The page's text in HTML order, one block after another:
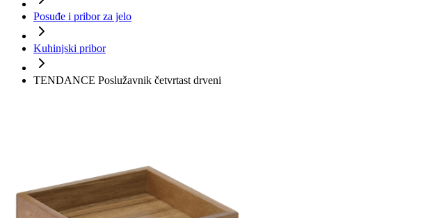
Posuđe i pribor za jelo
Kuhinjski pribor
TENDANCE Poslužavnik četvrtast drveni